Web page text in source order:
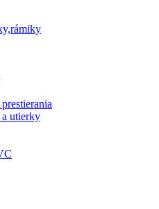
utierky